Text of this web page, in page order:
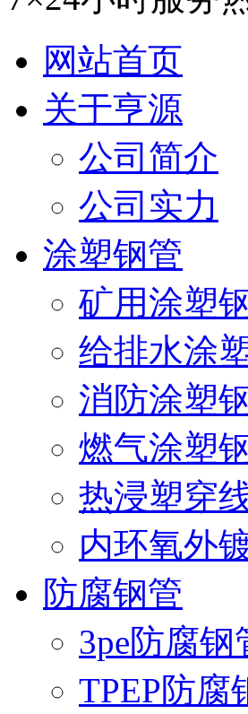
网站首页
关于亨源
公司简介
公司实力
涂塑钢管
矿用涂塑
给排水涂
消防涂塑
燃气涂塑
热浸塑穿
内环氧外
防腐钢管
3pe防腐钢
TPEP防腐